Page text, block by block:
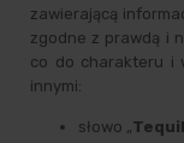
zawierającą
zgodne z prawdą i
co do charakteru i
innymi:
słowo „